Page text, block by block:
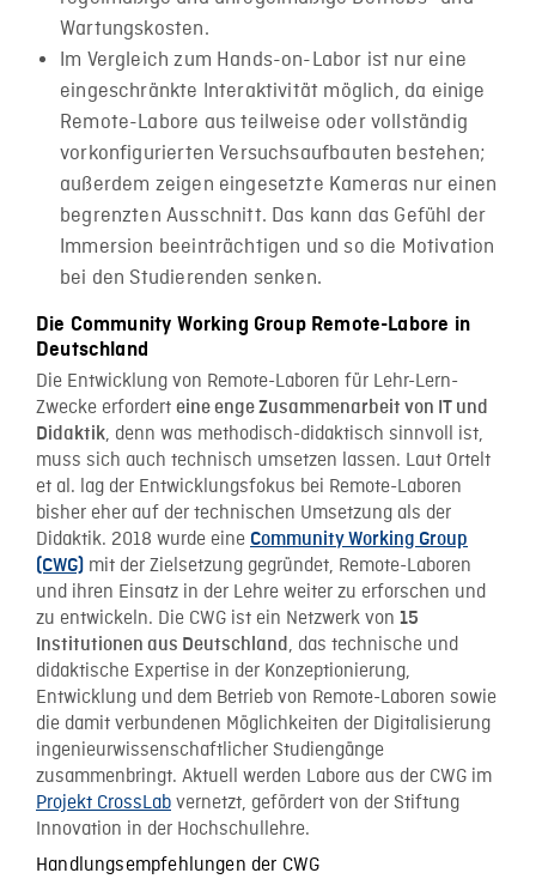
Wartungskosten.
Im Vergleich zum Hands-on-Labor ist nur eine
eingeschränkte Interaktivität möglich, da einige
Remote-Labore aus teilweise oder vollständig
vorkonfigurierten Versuchsaufbauten bestehen;
außerdem zeigen eingesetzte Kameras nur einen
begrenzten Ausschnitt. Das kann das Gefühl der
Immersion beeinträchtigen und so die Motivation
bei den Studierenden senken.
Die Community Working Group Remote-Labore in
Deutschland
Die Entwicklung von Remote-Laboren für Lehr-Lern-
Zwecke erfordert eine enge Zusammenarbeit von IT und
Didaktik, denn was methodisch-didaktisch sinnvoll ist,
muss sich auch technisch umsetzen lassen. Laut Ortelt
et al. lag der Entwicklungsfokus bei Remote-Laboren
bisher eher auf der technischen Umsetzung als der
Didaktik. 2018 wurde eine Community Working Group
(CWG) mit der Zielsetzung gegründet, Remote-Laboren
und ihren Einsatz in der Lehre weiter zu erforschen und
zu entwickeln. Die CWG ist ein Netzwerk von 15
Institutionen aus Deutschland , das technische und
didaktische Expertise in der Konzeptionierung,
Entwicklung und dem Betrieb von Remote-Laboren sowie
die damit verbundenen Möglichkeiten der Digitalisierung
ingenieurwissenschaftlicher Studiengänge
zusammenbringt. Aktuell werden Labore aus der CWG im
Projekt CrossLab vernetzt, gefördert von der Stiftung
Innovation in der Hochschullehre.
Handlungsempfehlungen der CWG